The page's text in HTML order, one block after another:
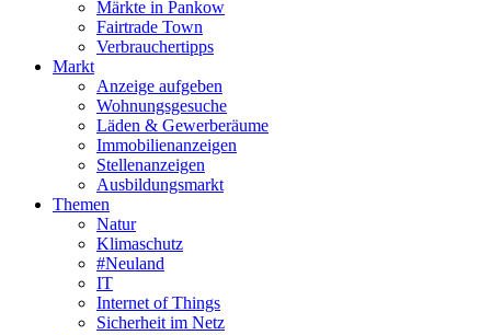
Märkte in Pankow
Fairtrade Town
Verbrauchertipps
Markt
Anzeige aufgeben
Wohnungsgesuche
Läden & Gewerberäume
Immobilienanzeigen
Stellenanzeigen
Ausbildungsmarkt
Themen
Natur
Klimaschutz
#Neuland
IT
Internet of Things
Sicherheit im Netz